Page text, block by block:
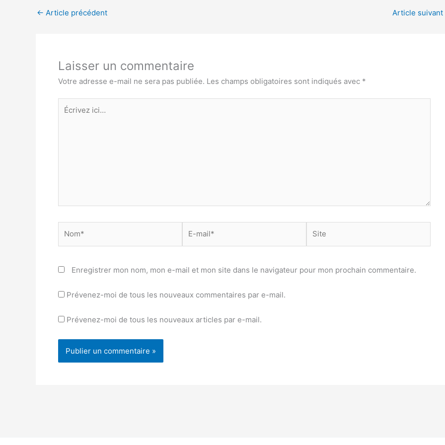
← Article précédent Article suivant
Laisser un commentaire
Votre adresse e-mail ne sera pas publiée. Les champs obligatoires sont indiqués avec *
Écrivez
ici…
mail*
Enregistrer mon nom, mon e-mail et mon site dans le navigateur pour mon prochain commentaire.
Prévenez-moi de tous les nouveaux commentaires par e-mail.
Prévenez-moi de tous les nouveaux articles par e-mail.